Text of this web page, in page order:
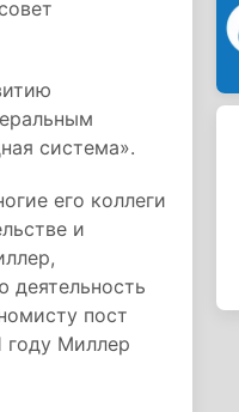
система».
его коллеги
и
деятельность
пост
году Миллер